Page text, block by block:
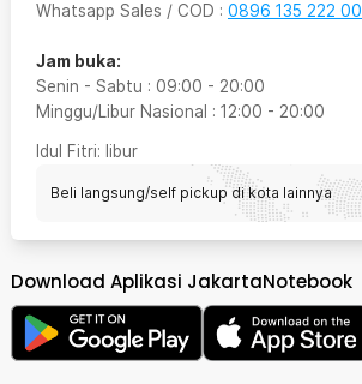
Whatsapp Sales / COD : 0896 135 222 00
Jam buka:
Senin - Sabtu : 09:00 - 20:00
Minggu/Libur Nasional : 12:00 - 20:00
Idul Fitri: libur
Beli langsung/self pickup di kota lainnya
Download Aplikasi JakartaNotebook